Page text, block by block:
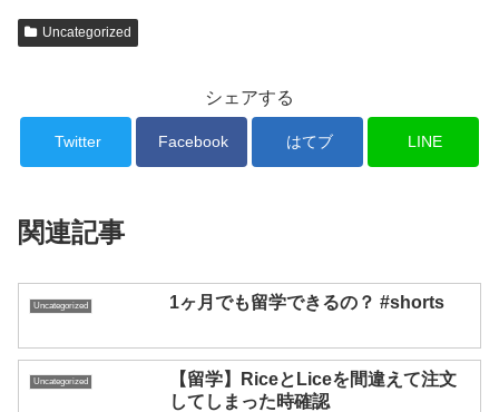
Uncategorized
シェアする
Twitter Facebook はてブ LINE
関連記事
Uncategorized 1ヶ月でも留学できるの？ #shorts
Uncategorized
【留学】RiceとLiceを間違えて注文
してしまった時確認